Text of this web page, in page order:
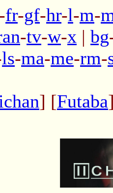
-fr-gf-hr-l-m-
-tv-w-x | bg
ls-ma-me-rm-
] [Futaba